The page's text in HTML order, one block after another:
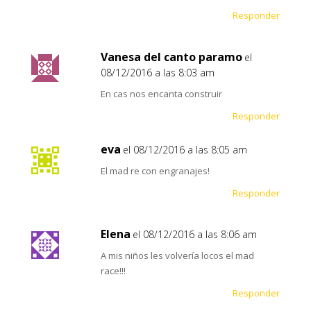
Responder
Vanesa del canto paramo el
08/12/2016 a las 8:03 am
En cas nos encanta construir
Responder
eva el 08/12/2016 a las 8:05 am
El mad re con engranajes!
Responder
Elena el 08/12/2016 a las 8:06 am
A mis niños les volvería locos el mad
race!!!
Responder